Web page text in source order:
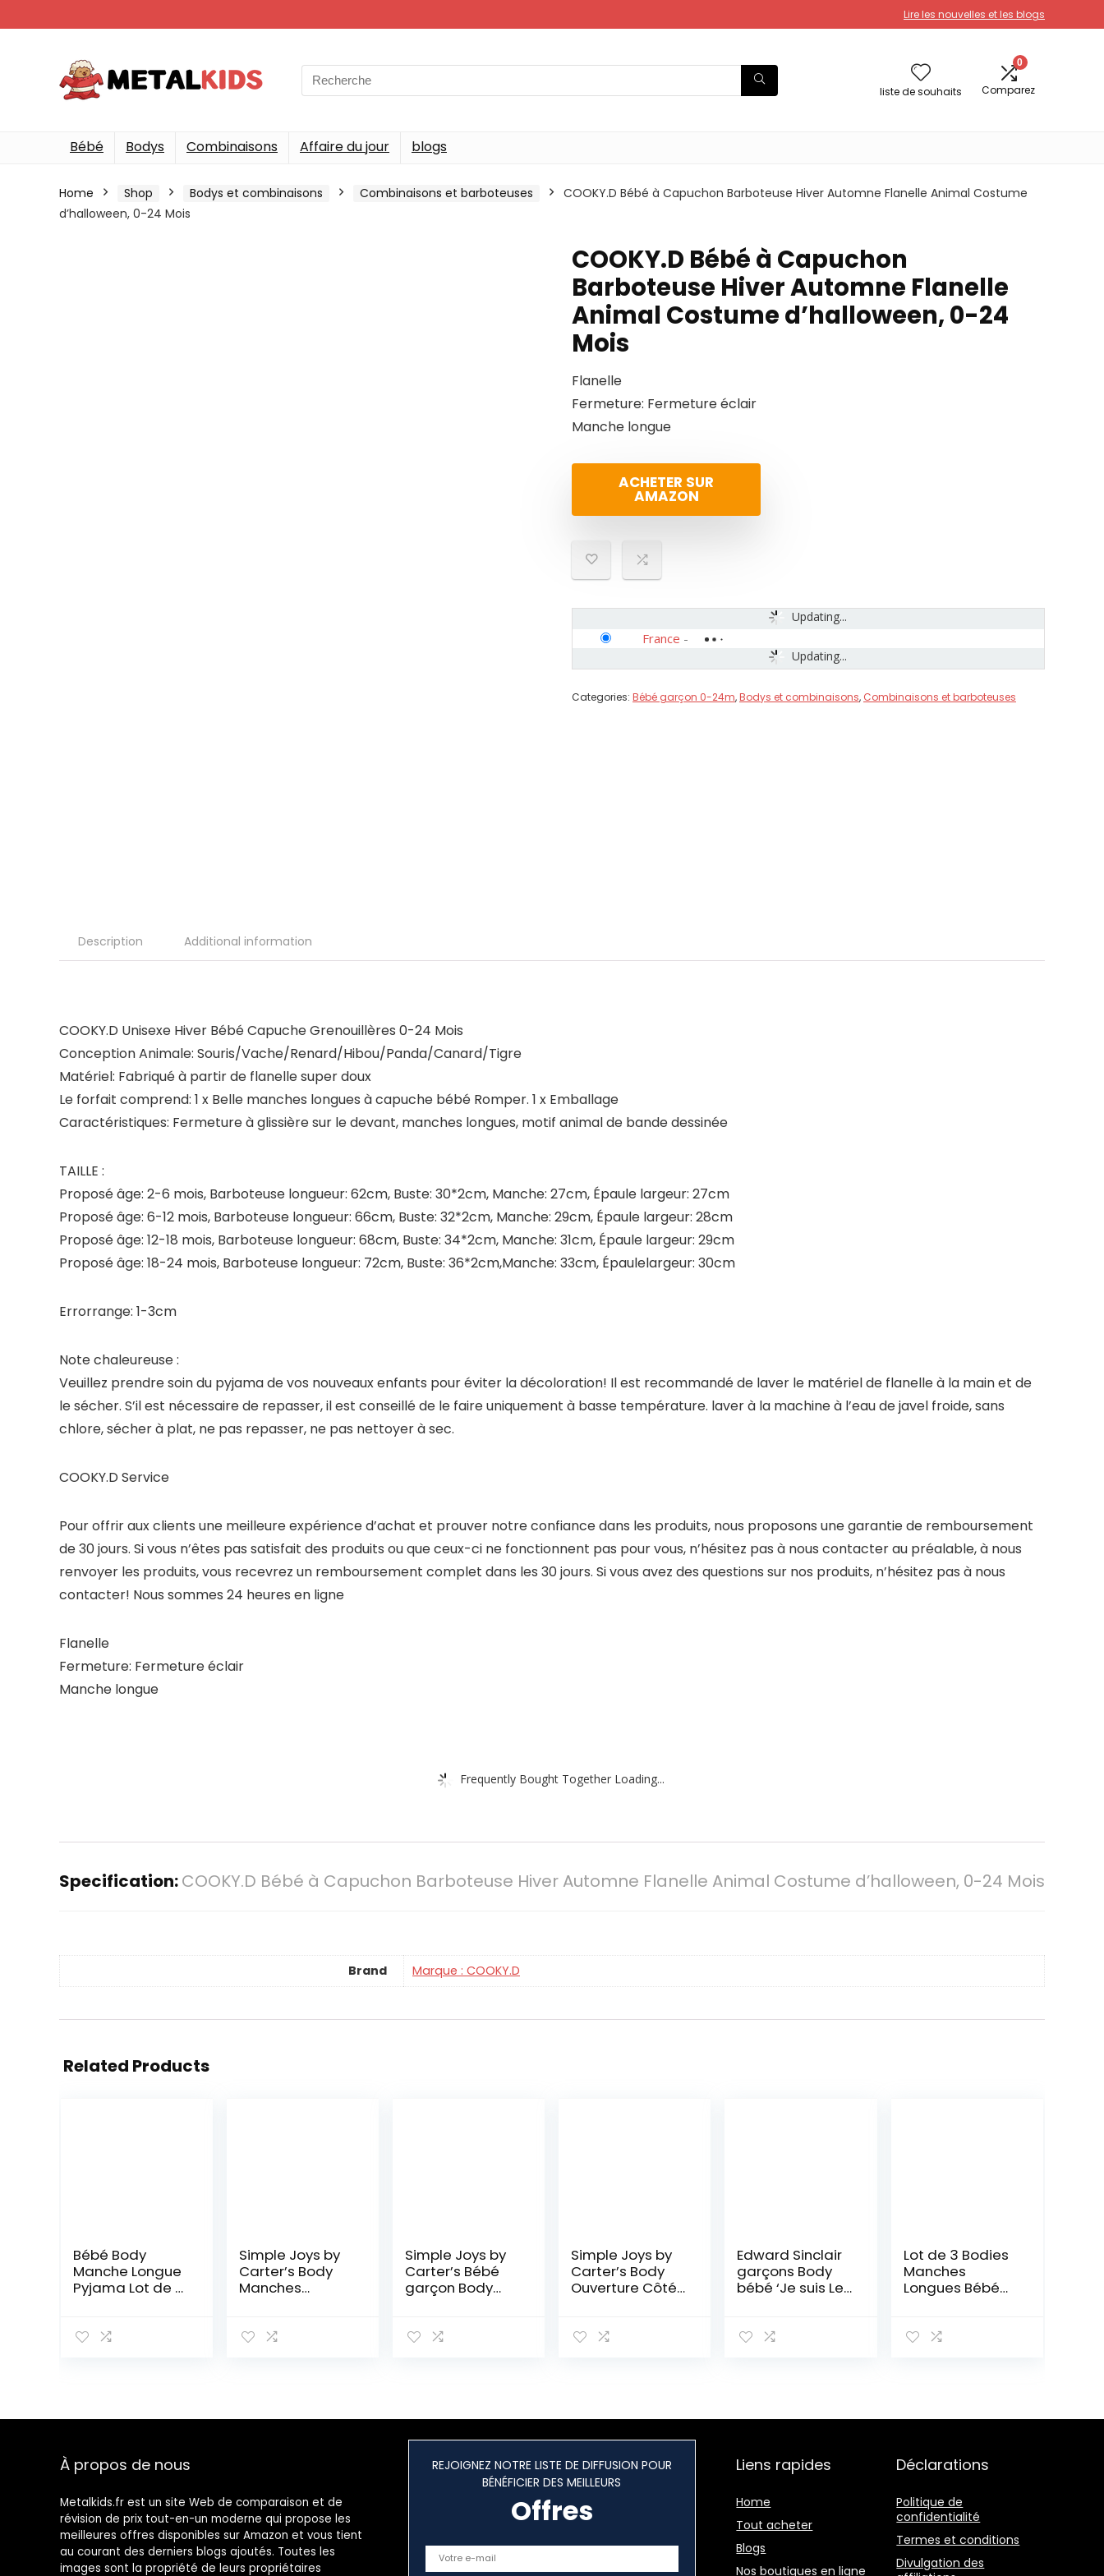
Lire les nouvelles et les blogs
Search
for:
liste de souhaits
0
Comparez
Bébé Bodys Combinaisons Affaire du jour blogs
Home Shop Bodys et combinaisons Combinaisons et barboteuses
COOKY.D Bébé à Capuchon Barboteuse Hiver Automne Flanelle Animal Costume
d’halloween, 0-24 Mois
COOKY.D Bébé à Capuchon
Barboteuse Hiver Automne Flanelle
Animal Costume d’halloween, 0-24
Mois
Flanelle
Fermeture: Fermeture éclair
Manche longue
ACHETER SUR
AMAZON
Updating...
Updating...
France -
Categories: Bébé garçon 0-24m,Bodys et combinaisons, Combinaisons et barboteuses
Description Additional information
COOKY.D Unisexe Hiver Bébé Capuche Grenouillères 0-24 Mois
Conception Animale: Souris/Vache/Renard/Hibou/Panda/Canard/Tigre
Matériel: Fabriqué à partir de flanelle super doux
Le forfait comprend: 1 x Belle manches longues à capuche bébé Romper. 1 x Emballage
Caractéristiques: Fermeture à glissière sur le devant, manches longues, motif animal de bande dessinée
TAILLE :
Proposé âge: 2-6 mois, Barboteuse longueur: 62cm, Buste: 30*2cm, Manche: 27cm, Épaule largeur: 27cm
Proposé âge: 6-12 mois, Barboteuse longueur: 66cm, Buste: 32*2cm, Manche: 29cm, Épaule largeur: 28cm
Proposé âge: 12-18 mois, Barboteuse longueur: 68cm, Buste: 34*2cm, Manche: 31cm, Épaule largeur: 29cm
Proposé âge: 18-24 mois, Barboteuse longueur: 72cm, Buste: 36*2cm,Manche: 33cm, Épaulelargeur: 30cm
Errorrange: 1-3cm
Note chaleureuse:
Veuillez prendre soin du pyjama de vos nouveaux enfants pour éviter la décoloration! Il est recommandé de laver le matériel de flanelle à la main et de
le sécher. S’il est nécessaire de repasser, il est conseillé de le faire uniquement à basse température. laver à la machine à l’eau de javel froide, sans
chlore, sécher à plat, ne pas repasser, ne pas nettoyer à sec.
COOKY.D Service
Pour offrir aux clients une meilleure expérience d’achat et prouver notre confiance dans les produits, nous proposons une garantie de remboursement
de 30 jours. Si vous n’êtes pas satisfait des produits ou que ceux-ci ne fonctionnent pas pour vous, n’hésitez pas à nous contacter au préalable, à nous
renvoyer les produits, vous recevrez un remboursement complet dans les 30 jours. Si vous avez des questions sur nos produits, n’hésitez pas à nous
contacter! Nous sommes 24 heures en ligne
Flanelle
Fermeture: Fermeture éclair
Manche longue
Frequently Bought Together Loading...
Specification:COOKY.D Bébé à Capuchon Barboteuse Hiver Automne Flanelle Animal Costume d’halloween, 0-24 Mois
Brand Marque : COOKY.D
Related Products
Bébé Body
Manche Longue
Pyjama Lot de 6,
Vetement
Simple Joys by
Carter’s Body
Manches
Simple Joys by
Carter’s Bébé
garçon Body
Coton, Lot de 6
Simple Joys by
Carter’s Body
Ouverture Côté
Bébé, Lot de 4
Edward Sinclair
garçons Body
bébé ‘Je suis Le
Lot de 3 Bodies
Manches
Longues Bébé
À propos de nous
Metalkids.fr est un site Web de comparaison et de
révision de prix tout-en-un moderne qui propose les
meilleures offres disponibles sur Amazon et vous tient
au courant des derniers blogs ajoutés. Toutes les
images sont la propriété de leurs propriétaires
REJOIGNEZ NOTRE LISTE DE DIFFUSION POUR
BÉNÉFICIER DES MEILLEURS
Offres
Liens rapides
Home
Tout acheter
Blogs
Nos boutiques en ligne
Déclarations
Politique de
confidentialité
Termes et conditions
Divulgation des